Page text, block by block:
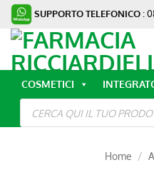
Salta
contenuti
SUPPORTO TELEFONICO :
COSMETICI
Ricerca
prodotti
Home /